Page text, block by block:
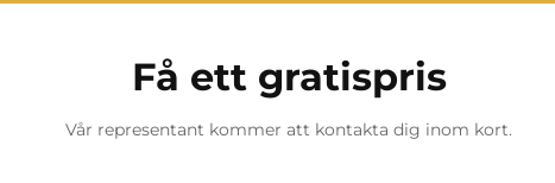
Få ett gratispris
Vår representant kommer att kontakta dig inom kort.